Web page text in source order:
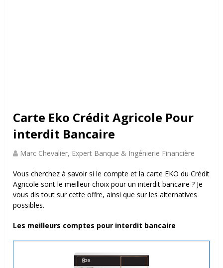
Carte Eko Crédit Agricole Pour
interdit Bancaire
Marc Chevalier, Expert Banque & Ingénierie Financière
Vous cherchez à savoirsi le compte et la carte EKO du Crédit
Agricole sont le meilleur choix pour un interdit bancaire ? Je
vous dis tout sur cette offre, ainsi que sur les alternatives
possibles.
Les meilleurs comptes pour interdit bancaire